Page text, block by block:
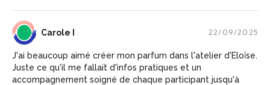
CI Carole I 22/09/2025
J'ai beaucoup aimé créer mon parfum dans l'atelier d'Eloïse.
Juste ce qu'il me fallait d'infos pratiques et un
accompagnement soigné de chaque participant jusqu'à